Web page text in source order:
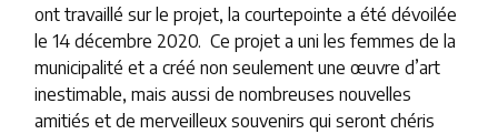
ont travaillé sur le projet, la courtepointe a été dévoilée
le 14 décembre 2020. Ce projet a uni les femmes de la
municipalité et a créé non seulement une œuvre d’art
inestimable, mais aussi de nombreuses nouvelles
amitiés et de merveilleux souvenirs qui seront chéris